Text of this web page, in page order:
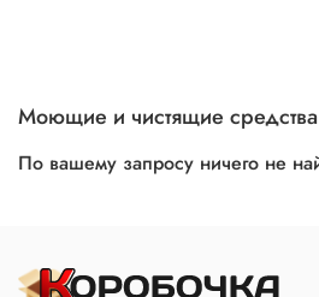
Моющие и чистящие средства
По вашему запросу ничего не